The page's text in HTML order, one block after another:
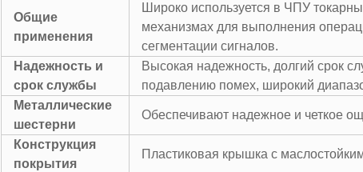
Общие
применения
Широко используется в ЧПУ
механизмах для выполнения
сегментации сигналов.
Надежность и
срок службы
Высокая надежность, долгий срок
подавлению помех, широкий
Металлические
шестерни
Обеспечивают надежное и четкое
Конструкция
покрытия
Пластиковая крышка с